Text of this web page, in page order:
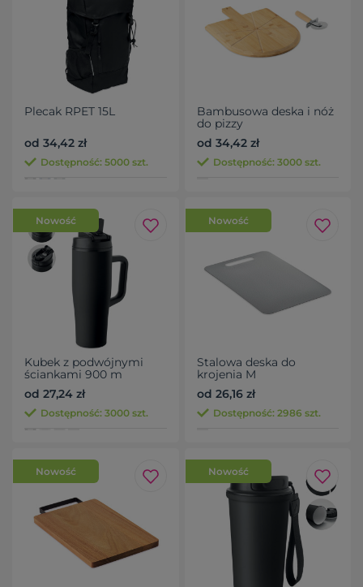
Plecak RPET 15L
od 34,42 zł
Dostępność: 5000 szt.
Bambusowa deska i nóż
do pizzy
od 34,42 zł
Dostępność: 3000 szt.
Nowość
Kubek z podwójnymi
ściankami 900 m
od 27,24 zł
Dostępność: 3000 szt.
Nowość
Stalowa deska do
krojenia M
od 26,16 zł
Dostępność: 2986 szt.
Nowość Nowość